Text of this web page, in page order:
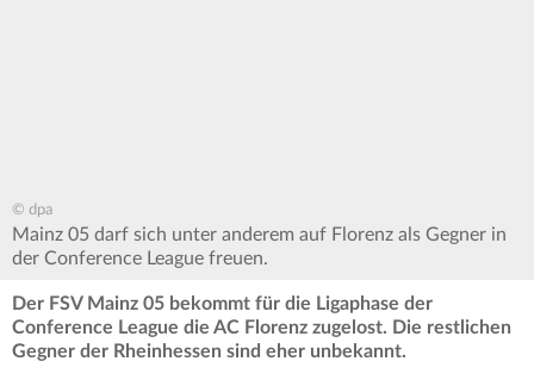
© dpa
Mainz 05 darf sich unter anderem auf Florenz als Gegner in
der Conference League freuen.
Der FSV Mainz 05 bekommt für die Ligaphase der
Conference League die AC Florenz zugelost. Die restlichen
Gegner der Rheinhessen sind eher unbekannt.